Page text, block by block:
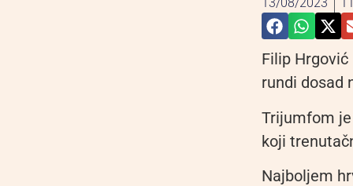
13/08/2023
Filip
rundi dosad
Trijumfom
koji
Najboljem